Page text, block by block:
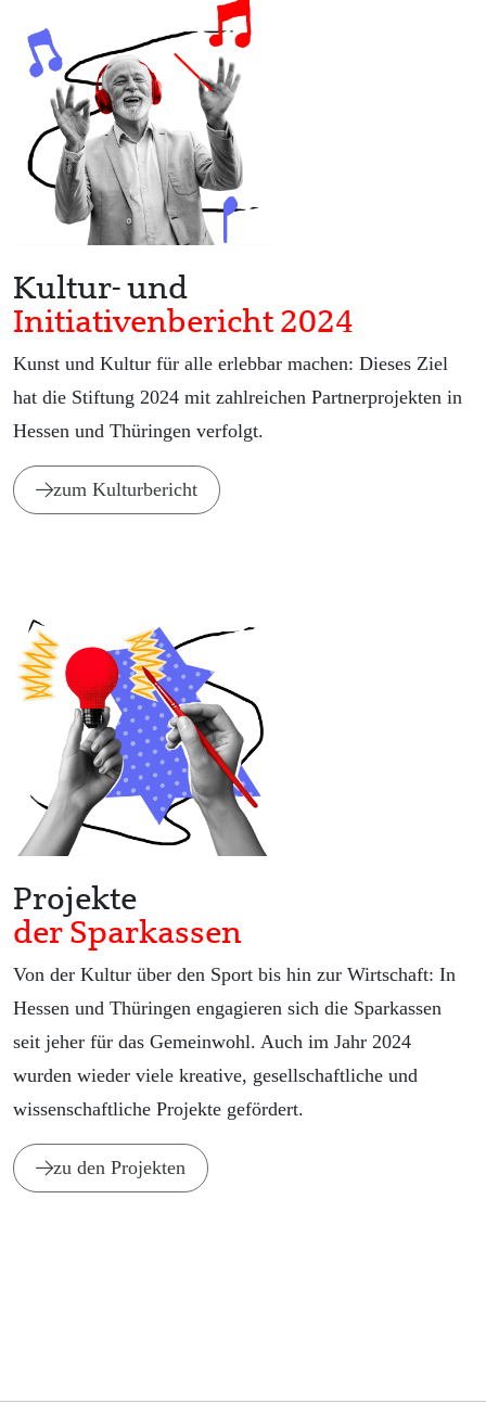
Kultur- und
Initiativenbericht 2024
Kunst und Kultur für alle erlebbar machen: Dieses Ziel
hat die Stiftung 2024 mit zahlreichen Partnerprojekten in
Hessen und Thüringen verfolgt.
zum Kulturbericht
Projekte
der Sparkassen
Von der Kultur über den Sport bis hin zur Wirtschaft: In
Hessen und Thüringen engagieren sich die Sparkassen
seit jeher für das Gemeinwohl. Auch im Jahr 2024
wurden wieder viele kreative, gesellschaftliche und
wissenschaftliche Projekte gefördert.
zu den Projekten